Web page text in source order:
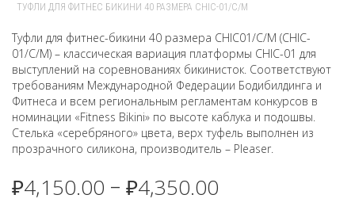
ТУФЛИ ДЛЯ ФИТНЕС БИКИНИ 40 РАЗМЕРА CHIC-01/C/M
Туфли для фитнес-бикини 40 размера CHIC01/C/M (CHIC-
01/C/M) – классическая вариация платформы CHIC-01 для
выступлений на соревнованиях бикинисток. Соответствуют
требованиям Международной Федерации Бодибилдинга и
Фитнеса и всем региональным регламентам конкурсов в
номинации «Fitness Bikini» по высоте каблука и подошвы.
Стелька «серебряного» цвета, верх туфель выполнен из
прозрачного силикона, производитель – Pleaser.
₽4,150.00 – ₽4,350.00